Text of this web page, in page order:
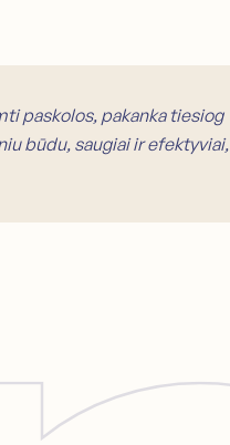
paskolos, pakanka tiesiog
būdu, saugiai ir efektyviai,